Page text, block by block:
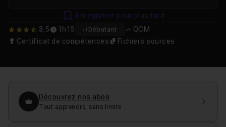
3.5 3,5 1h15 Débutant
QCM
Certificat de compétences
Fichiers sources
Enregistrer pour plus tard
Découvrez nos abos
Tout apprendre, sans limite